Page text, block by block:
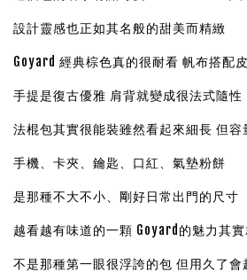
設計靈感也正如其名般的甜美而精緻
Goyard 經典棕色真的很耐看 帆布搭配
手提是復古優雅 肩背就變成很法式隨性
法棍包其實很能裝雖然看起來細長 但容
手機、卡夾、鑰匙、口紅、氣墊粉餅
是那種不大不小、剛好日常出門的尺寸
越看越有味道的一顆 Goyard的魅力其
不是那種第一眼很浮誇的包 但用久了會